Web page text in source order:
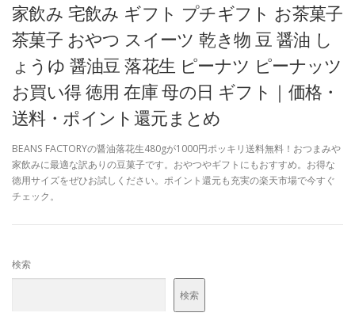
家飲み 宅飲み ギフト プチギフト お茶菓子
茶菓子 おやつ スイーツ 乾き物 豆 醤油 し
ょうゆ 醤油豆 落花生 ピーナツ ピーナッツ
お買い得 徳用 在庫 母の日 ギフト｜価格・
送料・ポイント還元まとめ
BEANS FACTORYの醤油落花生480gが1000円ポッキリ送料無料！おつまみや
家飲みに最適な訳ありの豆菓子です。おやつやギフトにもおすすめ。お得な
徳用サイズをぜひお試しください。ポイント還元も充実の楽天市場で今すぐ
チェック。
検索
検索